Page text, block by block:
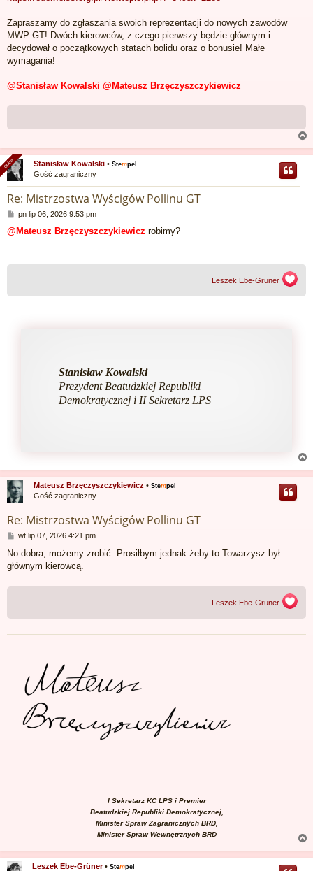
Zapraszamy do zgłaszania swoich reprezentacji do nowych zawodów
MWP GT! Dwóch kierowców, z czego pierwszy będzie głównym i
decydował o początkowych statach bolidu oraz o bonusie! Małe
wymagania!
@Stanisław Kowalski @Mateusz Brzęczyszczykiewicz
a
g
Stanisław Kowalski •Stempel
Gość zagraniczny
Re: Mistrzostwa Wyścigów Pollinu GT
P
s
pn lip 06, 2026 9:53 pm
@Mateusz Brzęczyszczykiewicz robimy?
Leszek Ebe-Grüner
Stanisław Kowalski
Prezydent Beatudzkiej Republiki
Demokratycznej i II Sekretarz LPS
a
g
Online
Online
Mateusz Brzęczyszczykiewicz •Stempel
Gość zagraniczny
Re: Mistrzostwa Wyścigów Pollinu GT
P
s
t
wt lip 07, 2026 4:21 pm
No dobra, możemy zrobić. Prosiłbym jednak żeby to Towarzysz był
głównym kierowcą.
Leszek Ebe-Grüner
I Sekretarz KC LPS i Premier
Beatudzkiej Republiki Demokratycznej,
Minister Spraw Zagranicznych BRD,
Minister Spraw Wewnętrznych BRD
a
g
Leszek Ebe-Grüner •Stempel